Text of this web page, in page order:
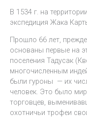
В 1534 г. на
экспедиция Жака
Прошло 66 лет,
основаны первые на
поселения Тадусак
многочисленным
были гуроны — их
человек. Это было
торговцев,
охотничьи трофеи